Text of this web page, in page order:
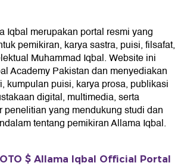
Iqbal merupakan portal resmi yang
pemikiran, karya sastra, puisi, filsafat,
Muhammad Iqbal. Website ini
Academy Pakistan dan menyediakan
kumpulan puisi, karya prosa, publikasi
digital, multimedia, serta
penelitian yang mendukung studi dan
tentang pemikiran Allama Iqbal.
$ Allama Iqbal Official Portal